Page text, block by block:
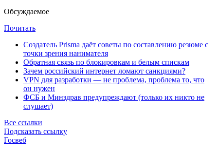
Обсуждаемое
Почитать
Создатель Prisma даёт советы по составлению резюме с
точки зрения нанимателя
Обратная связь по блокировкам и белым спискам
Зачем российский интернет ломают санкциями?
VPN для разработки — не проблема, проблема то, что
он нужен
ФСБ и Минздрав предупреждают (только их никто не
слушает)
Все ссылки
Подсказать ссылку
Госвеб